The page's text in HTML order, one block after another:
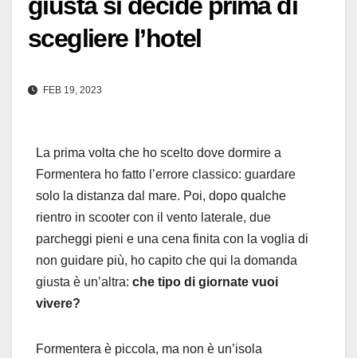
scegliere l’hotel
FEB 19, 2023
La prima volta che ho scelto dove dormire a
Formentera ho fatto l’errore classico: guardare
solo la distanza dal mare. Poi, dopo qualche
rientro in scooter con il vento laterale, due
parcheggi pieni e una cena finita con la voglia di
non guidare più, ho capito che qui la domanda
giusta è un’altra: che tipo di giornate vuoi
vivere?
Formentera è piccola, ma non è un’isola